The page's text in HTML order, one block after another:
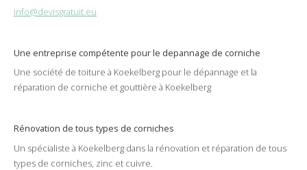
info@devisgratuit.eu
Une entreprise compétente pour le depannage de corniche
Une société de toiture à Koekelberg pour le dépannage et la
réparation de corniche et gouttière à Koekelberg
Rénovation de tous types de corniches
Un spécialiste à Koekelberg dans la rénovation et réparation de tous
types de corniches, zinc et cuivre.